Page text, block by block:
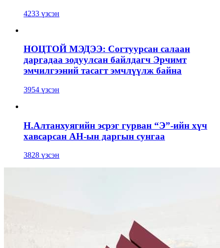
4233 үзсэн
НОЦТОЙ МЭДЭЭ: Согтуурсан салаан
даргадаа зодуулсан байлдагч Эрчимт
эмчилгээний тасагт эмчлүүлж байна
3954 үзсэн
Н.Алтанхуягийн эсрэг гурван “Э”-ийн хүч
хавсарсан АН-ын даргын сунгаа
3828 үзсэн